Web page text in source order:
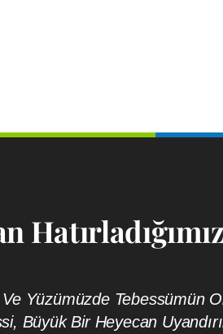
Ve Yüzümüzde Tebessümün
Büyük Bir Heyecan